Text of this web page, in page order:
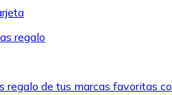
regalo
regalo de tus marcas favoritas